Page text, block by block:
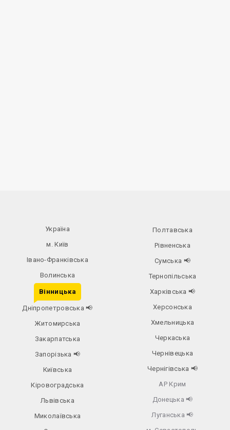
Україна
м. Київ
Івано-Франківська
Волинська
Вінницька
Дніпропетровська📢
Житомирська
Закарпатська
Запорізька 📢
Київська
Кіровоградська
Львівська
Миколаївська
Полтавська
Рівненська
Сумська 📢
Тернопільська
Харківська 📢
Херсонська
Хмельницька
Черкаська
Чернівецька
Чернігівська 📢
АР Крим
Донецька 📢
Луганська 📢